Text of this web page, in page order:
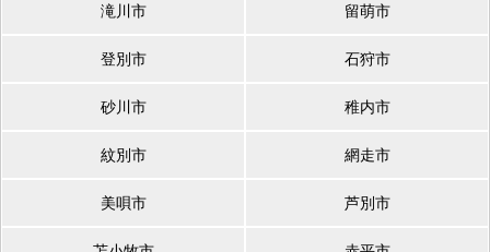
滝川市 留萌市
登別市 石狩市
砂川市 稚内市
紋別市 網走市
美唄市 芦別市